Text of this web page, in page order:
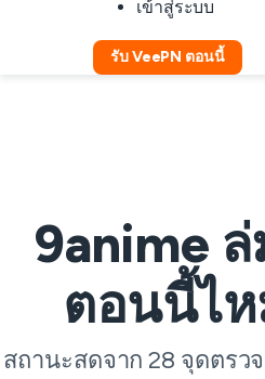
เข้าสู่ระบบ
รับ VeePN ตอนนี้
9anime
ตอนนี้ไ
สถานะสดจาก 28 จุดตรว